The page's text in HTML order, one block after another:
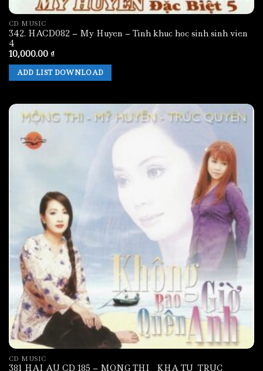
CD MUSIC
342. HACD082 – My Huyen – Tinh khuc hoc sinh sinh vien
4
10,000.00 ₫
ADD LIST DOWNLOAD
CD MUSIC
381 HAI AU CD 185 – MONG THI_ KHA TU_TRUC